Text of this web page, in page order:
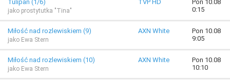
Tulipan (1/6)
jako prostytutka "Tina"
TVP HD
Pon 10.08
0:15
Miłość nad rozlewiskiem (9)
jako Ewa Stern
AXN White
Pon 10.08
9:05
Miłość nad rozlewiskiem (10)
jako Ewa Stern
AXN White
Pon 10.08
10:10